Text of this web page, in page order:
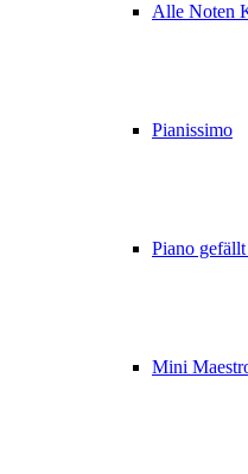
Alle Noten
Pianissimo
Piano
Mini